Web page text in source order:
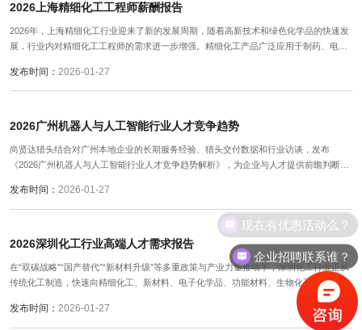
2026上海精细化工工程师薪酬报告
2026年，上海精细化工行业迎来了新的发展周期，随着高新技术和绿色化学品的快速发
展，行业内对精细化工工程师的需求进一步增强。精细化工产品广泛应用于制药、电
的岗位成为行业中最为核心且紧缺的人才资源。
发布时间： 2026-01-27
2026广州机器人与人工智能行业人才竞争趋势
尚贤达猎头结合对广州本地企业的长期服务经验、猎头交付数据和行业访谈，发布
《2026广州机器人与人工智能行业人才竞争趋势解析》，为企业与人才提供前瞻判断与
发布时间： 2026-01-27
2026深圳化工行业高端人才需求报告
在“双碳战略”“国产替代”“新材料升级”等多重政策与产业力量推动下，深圳化工行业正从
传统化工制造，快速向精细化工、新材料、电子化学品、功能材料、生物化工等高附加
发布时间： 2026-01-27
企业招聘联系谁？
现在有优惠活动么？